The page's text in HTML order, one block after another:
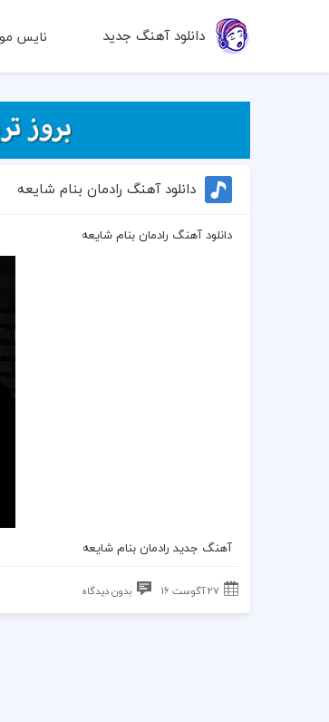
دانلود آهنگ جدید نایس
دانلود آهنگ رادمان بنام شایعه
دانلود آهنگ رادمان بنام شایعه
آهنگ جدید رادمان بنام شایعه
27 آگوست 16 بدون دیدگاه